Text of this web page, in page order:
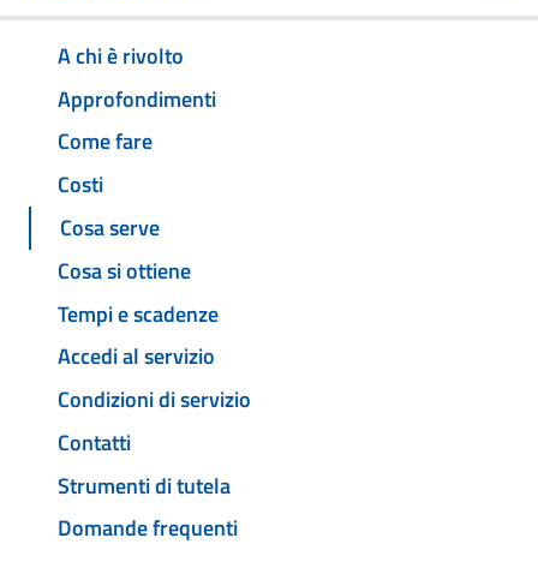
A chi è rivolto
Approfondimenti
Come fare
Costi
Cosa serve
Cosa si ottiene
Tempi e scadenze
Accedi al servizio
Condizioni di servizio
Contatti
Strumenti di tutela
Domande frequenti